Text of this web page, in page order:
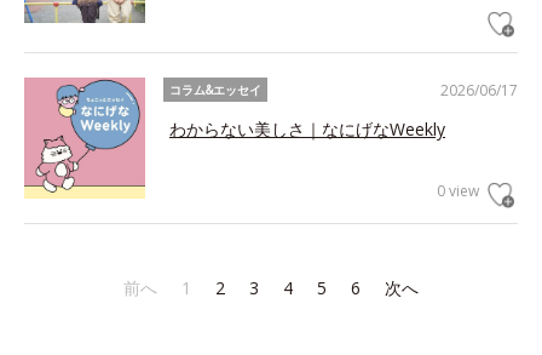
2026/06/17
コラム&エッセイ
わからない美しさ｜なにげなWeekly
0 view
前へ 1 2 3 4 5 6 次へ